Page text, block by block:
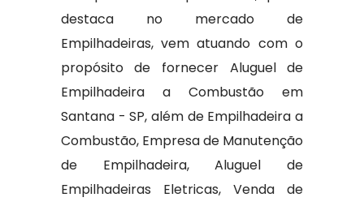
destaca no mercado de
Empilhadeiras, vem atuando com o
propósito de fornecer Aluguel de
Empilhadeira a Combustão em
Santana - SP, além de Empilhadeira a
Combustão, Empresa de Manutenção
de Empilhadeira, Aluguel de
Empilhadeiras Eletricas, Venda de